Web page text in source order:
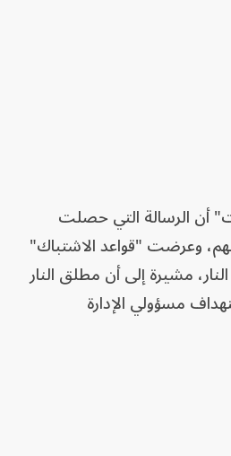
أن الرسالة التي حصلت
وعرضت "قواعد الاشتباك"
مشيرة إلى أن مطلق النار
مسؤولي الإدارة